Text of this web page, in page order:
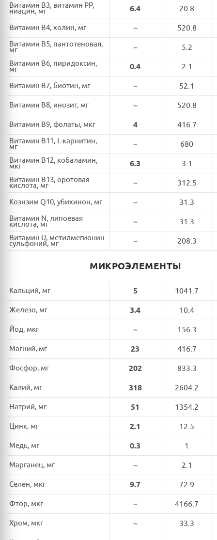
Витамин B3, витамин PP,
ниацин, мг 6.4 20.8
Витамин B4, холин, мг ~ 520.8
Витамин B5, пантотеновая,
мг ~ 5.2
Витамин B6, пиридоксин,
мг 0.4 2.1
Витамин B7, биотин, мг ~ 52.1
Витамин B8, инозит, мг ~ 520.8
Витамин B9, фолаты, мкг 4 416.7
Витамин B11, L-карнитин,
мг ~ 680
Витамин B12, кобаламин,
мкг 6.3 3.1
Витамин B13, оротовая
кислота, мг ~ 312.5
Коэнзим Q10, убихинон, мг ~ 31.3
Витамин N, липоевая
кислота, мг ~ 31.3
Витамин U, метилмегионин-
сульфоний, мг ~ 208.3
МИКРОЭЛЕМЕНТЫ
Кальций, мг 5 1041.7
Железо, мг 3.4 10.4
Йод, мкг ~ 156.3
Магний, мг 23 416.7
Фосфор, мг 202 833.3
Калий, мг 318 2604.2
Натрий, мг 51 1354.2
Цинк, мг 2.1 12.5
Медь, мг 0.3 1
Марганец, мг ~ 2.1
Селен, мкг 9.7 72.9
Фтор, мкг ~ 4166.7
Хром, мкг ~ 33.3